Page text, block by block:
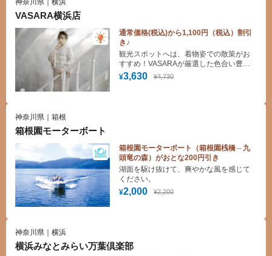
神奈川県｜横浜
VASARA横浜店
通常価格(税込)から1,100円（税込）割引
き♪
¥3,630 ¥4,730
観光スポットへは、着物姿での散策がお
すすめ！VASARAが厳選した色合い豊か
な着物からお好みの一着をお楽しみくだ
さい。手ぶらでOK！着付け・ヘアセット
神奈川県｜箱根
箱根園モーターボート
箱根園モーターボート（箱根園桟橋⇔九
頭竜の森）がおとな200円引き
¥2,000 ¥2,200
湖面を駆け抜けて、爽やかな風を感じて
ください。
神奈川県｜横浜
横浜みなとみらい万葉倶楽部